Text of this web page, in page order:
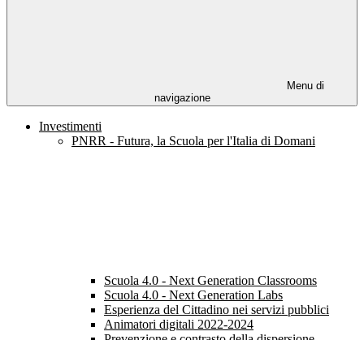
Menu di
navigazione
Investimenti
PNRR - Futura, la Scuola per l'Italia di Domani
Scuola 4.0 - Next Generation Classrooms
Scuola 4.0 - Next Generation Labs
Esperienza del Cittadino nei servizi pubblici
Animatori digitali 2022-2024